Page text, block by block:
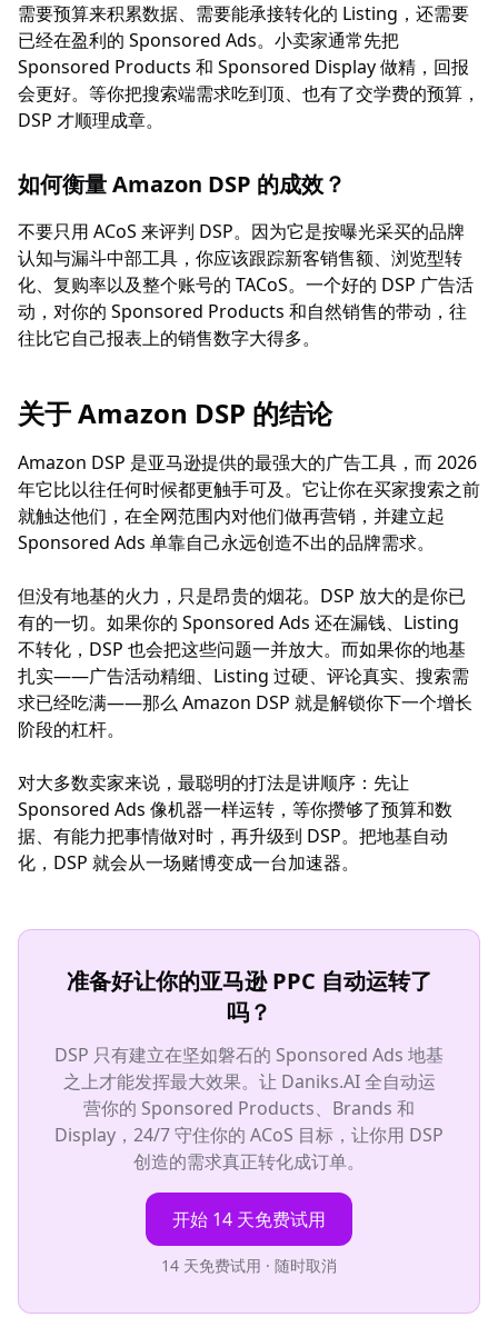
需要预算来积累数据、需要能承接转化的 Listing，还需要
已经在盈利的 Sponsored Ads。小卖家通常先把
Sponsored Products 和 Sponsored Display 做精，回报
会更好。等你把搜索端需求吃到顶、也有了交学费的预算，
DSP 才顺理成章。
如何衡量 Amazon DSP 的成效？
不要只用 ACoS 来评判 DSP。因为它是按曝光采买的品牌
认知与漏斗中部工具，你应该跟踪新客销售额、浏览型转
化、复购率以及整个账号的 TACoS。一个好的 DSP 广告活
动，对你的 Sponsored Products 和自然销售的带动，往
往比它自己报表上的销售数字大得多。
关于 Amazon DSP 的结论
Amazon DSP 是亚马逊提供的最强大的广告工具，而 2026
年它比以往任何时候都更触手可及。它让你在买家搜索之前
就触达他们，在全网范围内对他们做再营销，并建立起
Sponsored Ads 单靠自己永远创造不出的品牌需求。
但没有地基的火力，只是昂贵的烟花。DSP 放大的是你已
有的一切。如果你的 Sponsored Ads 还在漏钱、Listing
不转化，DSP 也会把这些问题一并放大。而如果你的地基
扎实——广告活动精细、Listing 过硬、评论真实、搜索需
求已经吃满——那么 Amazon DSP 就是解锁你下一个增长
阶段的杠杆。
对大多数卖家来说，最聪明的打法是讲顺序：先让
Sponsored Ads 像机器一样运转，等你攒够了预算和数
据、有能力把事情做对时，再升级到 DSP。把地基自动
化，DSP 就会从一场赌博变成一台加速器。
准备好让你的亚马逊 PPC 自动运转了
吗？
DSP 只有建立在坚如磐石的 Sponsored Ads 地基
之上才能发挥最大效果。让 Daniks.AI 全自动运
营你的 Sponsored Products、Brands 和
Display，24/7 守住你的 ACoS 目标，让你用 DSP
创造的需求真正转化成订单。
开始 14 天免费试用
14 天免费试用 · 随时取消